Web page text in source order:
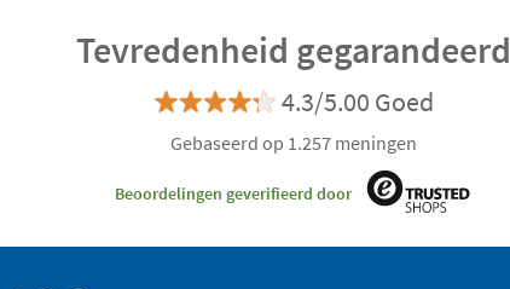
Tevredenheid gegarandeerd
4.3/5.00 Goed
Gebaseerd op 1.257 meningen
Beoordelingen geverifieerd door